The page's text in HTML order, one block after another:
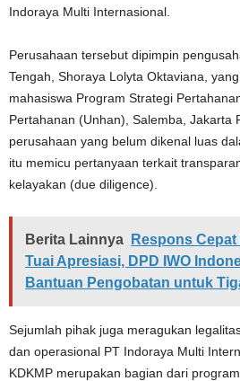
Indoraya Multi Internasional.
Perusahaan tersebut dipimpin
Tengah, Shoraya Lolyta Oktaviana,
mahasiswa Program Strategi
Pertahanan (Unhan), Salemba, Jakarta
perusahaan yang belum dikenal luas
itu memicu pertanyaan terkait
kelayakan (due diligence).
Berita Lainnya
Respons
Tuai Apresiasi, DPD IWO
Bantuan Pengobatan untuk
Sejumlah pihak juga meragukan
dan operasional PT Indoraya Multi
KDKMP merupakan bagian dari